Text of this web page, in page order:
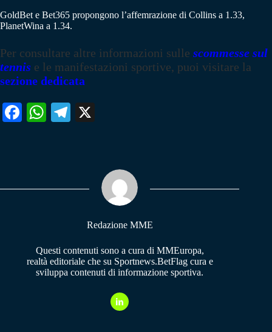
GoldBet e Bet365 propongono l’affemrazione di Collins a 1.33,
PlanetWina a 1.34.
Per consultare altre informazioni sulle scommesse sul
tennis e le manifestazioni sportive, puoi visitare la
sezione dedicata
Fa W
pp
Te
m
Redazione MME
Questi contenuti sono a cura di MMEuropa,
realtà editoriale che su Sportnews.BetFlag cura e
sviluppa contenuti di informazione sportiva.